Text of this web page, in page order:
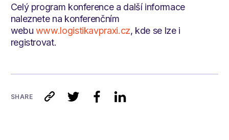
Celý program konference a další informace
naleznete na konferenčním
webu www.logistikavpraxi.cz, kde se lze i
registrovat.
SHARE